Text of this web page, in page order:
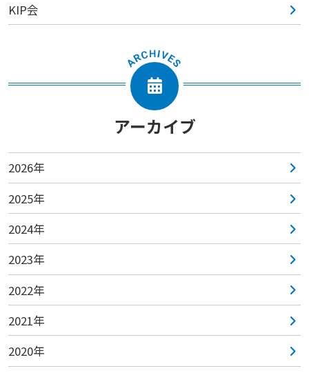
KIP会
アーカイブ
2026年
2025年
2024年
2023年
2022年
2021年
2020年